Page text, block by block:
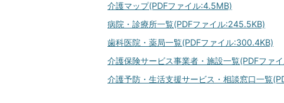
介護マップ(PDFファイル:4.5MB)
病院・診療所一覧(PDFファイル:245.5KB)
歯科医院・薬局一覧(PDFファイル:300.4KB)
介護保険サービス事業者・施設一覧(PDFファ
介護予防・生活支援サービス・相談窓口一覧